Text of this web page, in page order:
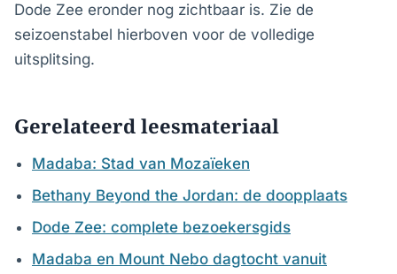
Dode Zee eronder nog zichtbaar is. Zie de
seizoenstabel hierboven voor de volledige
uitsplitsing.
Gerelateerd leesmateriaal
Madaba: Stad van Mozaïeken
Bethany Beyond the Jordan: de doopplaats
Dode Zee: complete bezoekersgids
Madaba en Mount Nebo dagtocht vanuit